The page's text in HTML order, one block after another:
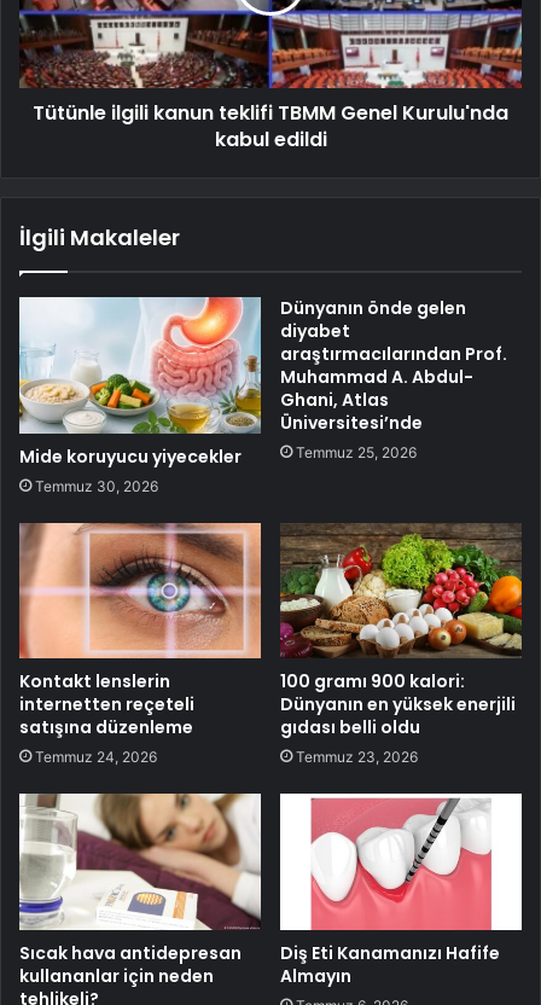
Tütünle ilgili kanun teklifi TBMM Genel Kurulu'nda
kabul edildi
İlgili Makaleler
Mide koruyucu yiyecekler
Temmuz 30, 2026
Dünyanın önde gelen
diyabet
araştırmacılarından Prof.
Muhammad A. Abdul-
Ghani, Atlas
Üniversitesi’nde
Temmuz 25, 2026
Kontakt lenslerin
internetten reçeteli
satışına düzenleme
Temmuz 24, 2026
100 gramı 900 kalori:
Dünyanın en yüksek enerjili
gıdası belli oldu
Temmuz 23, 2026
Sıcak hava antidepresan
kullananlar için neden
tehlikeli?
Diş Eti Kanamanızı Hafife
Almayın